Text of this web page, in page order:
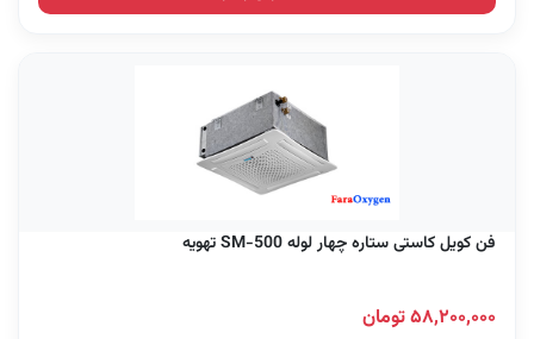
فن کویل کاستی ستاره چهار لوله SM-500 تهویه
۵۸,۲۰۰,۰۰۰ تومان